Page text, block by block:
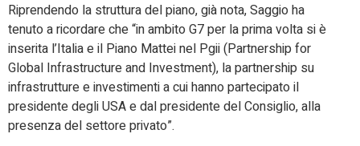
Riprendendo la struttura del piano, già nota, Saggio ha
tenuto a ricordare che “in ambito G7 per la prima volta si è
inserita l’Italia e il Piano Mattei nel Pgii (Partnership for
Global Infrastructure and Investment), la partnership su
infrastrutture e investimenti a cui hanno partecipato il
presidente degli USA e dal presidente del Consiglio, alla
presenza del settore privato”.